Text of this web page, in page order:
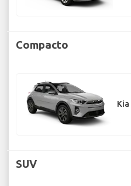
Compacto
SUV